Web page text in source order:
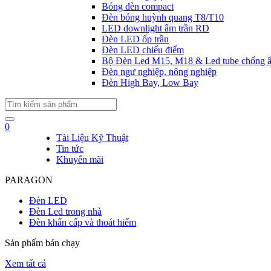
Bóng đèn compact
Đèn bóng huỳnh quang T8/T10
LED downlight âm trần RD
Đèn LED ốp trần
Đèn LED chiếu điểm
Bộ Đèn Led M15, M18 & Led tube chống
Đèn ngư nghiệp, nông nghiệp
Đèn High Bay, Low Bay
0
Tài Liệu Kỹ Thuật
Tin tức
Khuyến mãi
PARAGON
Đèn LED
Đèn Led trong nhà
Đèn khẩn cấp và thoát hiểm
Sản phẩm bán chạy
Xem tất cả